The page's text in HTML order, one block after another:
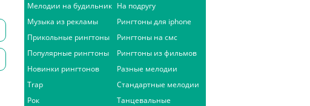
Мелодии на будильник
Музыка из рекламы
Прикольные рингтоны
Популярные рингтоны
Новинки рингтонов
Trap
Рок
На подругу
Рингтоны для iphone
Рингтоны на смс
Рингтоны из фильмов
Разные мелодии
Стандартные мелодии
Танцевальные